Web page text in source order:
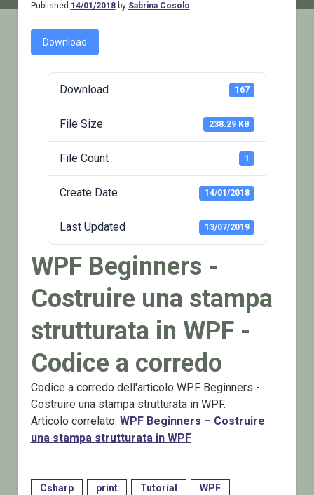
Published 14/01/2018by Sabrina Cosolo
Download
Download 167
File Size 238.29 KB
File Count 1
Create Date 14/01/2018
Last Updated 13/07/2019
WPF Beginners -
Costruire una stampa
strutturata in WPF -
Codice a corredo
Codice a corredo dell'articolo WPF Beginners -
Costruire una stampa strutturata in WPF.
Articolo correlato: WPF Beginners – Costruire
una stampa strutturata in WPF
Csharp print Tutorial WPF